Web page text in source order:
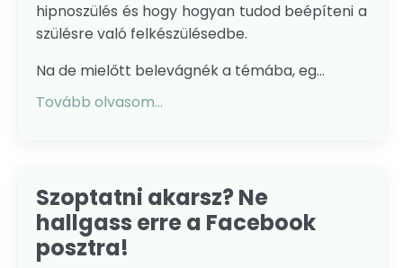
hipnoszülés és hogy hogyan tudod beépíteni a
szülésre való felkészülésedbe.
Na de mielőtt belevágnék a témába, eg...
Tovább olvasom...
Szoptatni akarsz? Ne
hallgass erre a Facebook
posztra!